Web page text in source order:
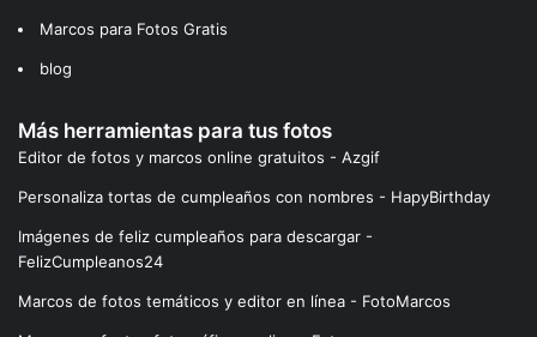
Marcos para Fotos Gratis
blog
Más herramientas para tus fotos
Editor de fotos y marcos online gratuitos - Azgif
Personaliza tortas de cumpleaños con nombres - HapyBirthday
Imágenes de feliz cumpleaños para descargar -
FelizCumpleanos24
Marcos de fotos temáticos y editor en línea - FotoMarcos